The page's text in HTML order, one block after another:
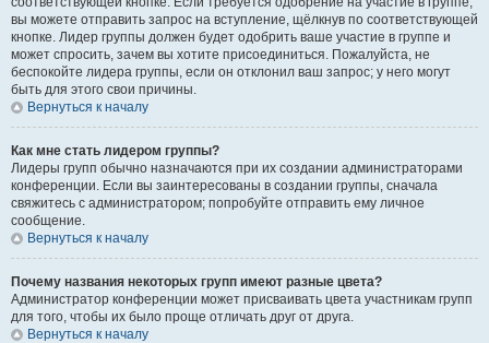
вы можете отправить запрос на вступление, щёлкнув по соответствующей
кнопке. Лидер группы должен будет одобрить ваше участие в группе и
может спросить, зачем вы хотите присоединиться. Пожалуйста, не
беспокойте лидера группы, если он отклонил ваш запрос; у него могут
быть для этого свои причины.
Вернуться к началу
Как мне стать лидером группы?
Лидеры групп обычно назначаются при их создании администраторами
конференции. Если вы заинтересованы в создании группы, сначала
свяжитесь с администратором; попробуйте отправить ему личное
сообщение.
Вернуться к началу
Почему названия некоторых групп имеют разные цвета?
Администратор конференции может присваивать цвета участникам групп
для того, чтобы их было проще отличать друг от друга.
Вернуться к началу